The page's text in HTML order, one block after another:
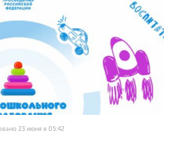
23 июня в 05:42